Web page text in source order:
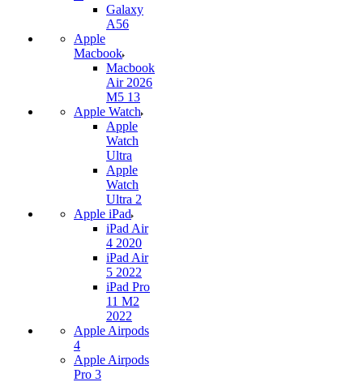
Galaxy
A56
Apple
Macbook
Macbook
Air 2026
M5 13
Apple Watch
Apple
Watch
Ultra
Apple
Watch
Ultra 2
Apple iPad
iPad Air
4 2020
iPad Air
5 2022
iPad Pro
11 M2
2022
Apple Airpods
4
Apple Airpods
Pro 3